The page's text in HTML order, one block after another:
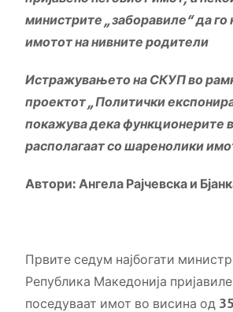
министрите „заборавиле“ да го
имотот на нивните родители
Истражувањето на СКУП во
проектот „Политички
покажува дека функционерите
располагаат со шаренолики
Автори: Ангела Рајчевска и
Првите седум најбогати
Република Македонија
поседуваат имот во висина од